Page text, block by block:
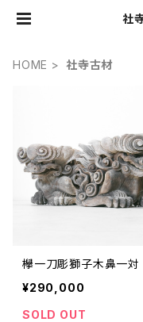
社
HOME 社寺古材
欅一刀彫獅子木鼻一対
¥290,000
SOLD OUT